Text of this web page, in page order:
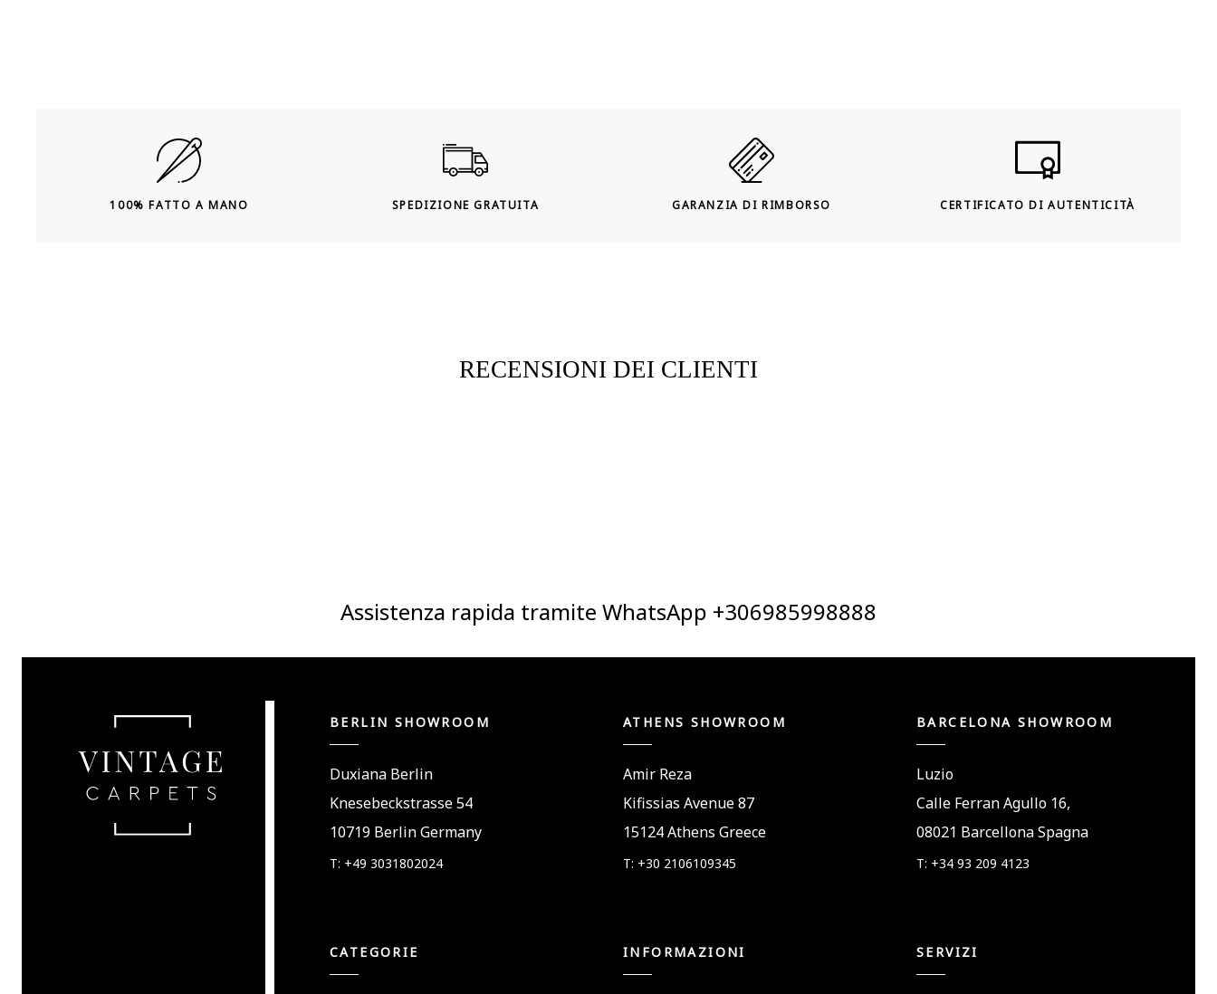
100% FATTO A MANO SPEDIZIONE GRATUITA GARANZIA DI RIMBORSO CERTIFICATO DI AUTENTICITÀ
RECENSIONI DEI CLIENTI
Assistenza rapida tramite WhatsApp +306985998888
BERLIN SHOWROOM
Duxiana Berlin
Knesebeckstrasse 54
10719 Berlin Germany
T: +49 3031802024
ATHENS SHOWROOM
Amir Reza
Kifissias Avenue 87
15124 Athens Greece
T: +30 2106109345
BARCELONA SHOWROOM
Luzio
Calle Ferran Agullo 16,
08021 Barcellona Spagna
T: +34 93 209 4123
CATEGORIE INFORMAZIONI SERVIZI